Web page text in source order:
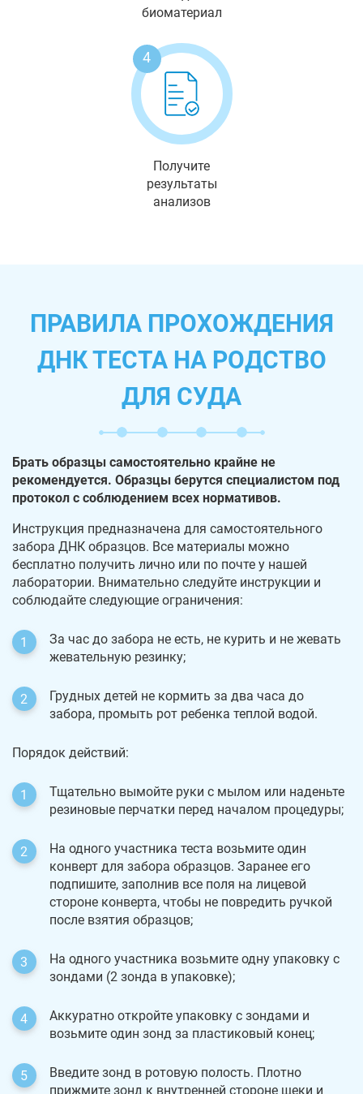
биоматериал
4
Получите
результаты
анализов
ПРАВИЛА ПРОХОЖДЕНИЯ
ДНК ТЕСТА НА РОДСТВО
ДЛЯ СУДА
Брать образцы самостоятельно крайне не
рекомендуется. Образцы берутся специалистом под
протокол с соблюдением всех нормативов.
Инструкция предназначена для самостоятельного
забора ДНК образцов. Все материалы можно
бесплатно получить лично или по почте у нашей
лаборатории. Внимательно следуйте инструкции и
соблюдайте следующие ограничения:
За час до забора не есть, не курить и не жевать
жевательную резинку;
Грудных детей не кормить за два часа до
забора, промыть рот ребенка теплой водой.
Порядок действий:
Тщательно вымойте руки с мылом или наденьте
резиновые перчатки перед началом процедуры;
На одного участника теста возьмите один
конверт для забора образцов. Заранее его
подпишите, заполнив все поля на лицевой
стороне конверта, чтобы не повредить ручкой
после взятия образцов;
На одного участника возьмите одну упаковку с
зондами (2 зонда в упаковке);
Аккуратно откройте упаковку с зондами и
возьмите один зонд за пластиковый конец;
Введите зонд в ротовую полость. Плотно
прижмите зонд к внутренней стороне щеки и